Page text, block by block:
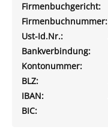
Firmenbuchgericht:
Firmenbuchnummer:
Ust-Id.Nr.:
Bankverbindung:
Kontonummer:
BLZ:
IBAN:
BIC: